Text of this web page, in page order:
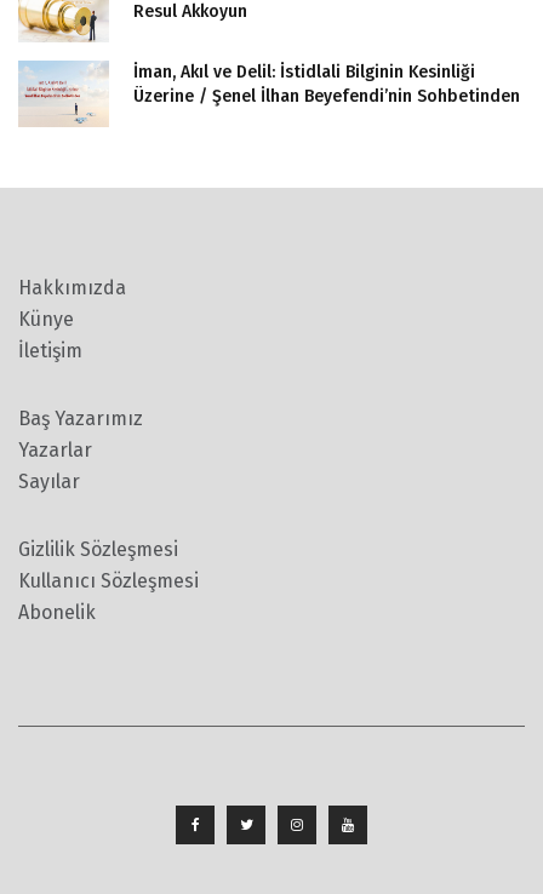
Resul Akkoyun
İman, Akıl ve Delil: İstidlali Bilginin Kesinliği
Üzerine / Şenel İlhan Beyefendi’nin Sohbetinden
Hakkımızda
Künye
İletişim
Baş Yazarımız
Yazarlar
Sayılar
Gizlilik Sözleşmesi
Kullanıcı Sözleşmesi
Abonelik